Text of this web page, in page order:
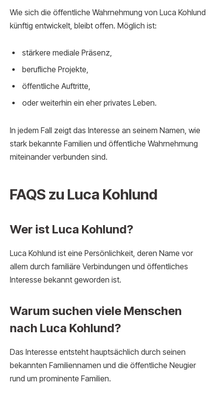
Wie sich die öffentliche Wahrnehmung von Luca Kohlund
künftig entwickelt, bleibt offen. Möglich ist:
stärkere mediale Präsenz,
berufliche Projekte,
öffentliche Auftritte,
oder weiterhin ein eher privates Leben.
In jedem Fall zeigt das Interesse an seinem Namen, wie
stark bekannte Familien und öffentliche Wahrnehmung
miteinander verbunden sind.
FAQS zu Luca Kohlund
Wer ist Luca Kohlund?
Luca Kohlund ist eine Persönlichkeit, deren Name vor
allem durch familiäre Verbindungen und öffentliches
Interesse bekannt geworden ist.
Warum suchen viele Menschen
nach Luca Kohlund?
Das Interesse entsteht hauptsächlich durch seinen
bekannten Familiennamen und die öffentliche Neugier
rund um prominente Familien.